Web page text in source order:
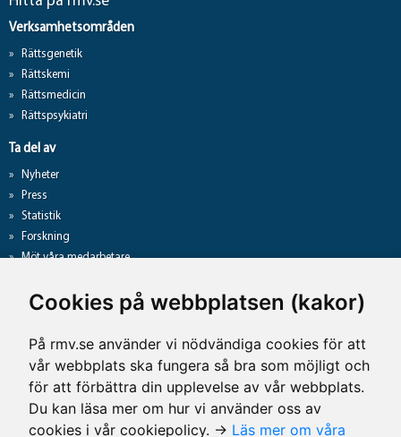
Cookies på webbplatsen (kakor)
På rmv.se använder vi nödvändiga cookies för att
vår webbplats ska fungera så bra som möjligt och
för att förbättra din upplevelse av vår webbplats.
Du kan läsa mer om hur vi använder oss av
cookies i vår cookiepolicy. → Läs mer om våra
Verksamhetsområden
Rättsgenetik
Rättskemi
Rättsmedicin
Rättspsykiatri
Ta del av
Nyheter
Press
Statistik
Forskning
Möt våra medarbetare
Gå direkt till
Hantering av personuppgifter
Lediga jobb
Tillgänglighet på rmv.se